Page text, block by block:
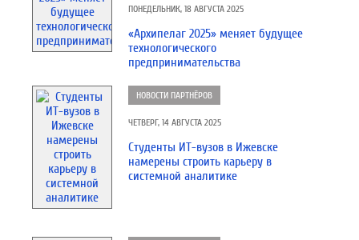
ПОНЕДЕЛЬНИК, 18 АВГУСТА 2025
«Архипелаг 2025» меняет будущее
технологического
предпринимательства
НОВОСТИ ПАРТНЁРОВ
ЧЕТВЕРГ, 14 АВГУСТА 2025
Студенты ИТ-вузов в Ижевске
намерены строить карьеру в
системной аналитике